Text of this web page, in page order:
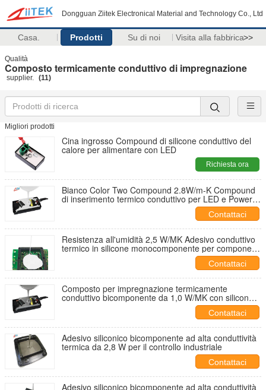
Dongguan Ziitek Electronical Material and Technology Co., Ltd
Casa. Prodotti Su di noi Visita alla fabbrica>>
Qualità
Composto termicamente conduttivo di impregnazione
supplier. (11)
Migliori prodotti
Cina ingrosso Compound di silicone conduttivo del
calore per alimentare con LED
Richiesta ora
Bianco Color Two Compound 2.8W/m-K Compound
di inserimento termico conduttivo per LED e Power
Contattaci
Resistenza all'umidità 2,5 W/MK Adesivo conduttivo
termico in silicone monocomponente per componenti
Contattaci
Composto per impregnazione termicamente
conduttivo bicomponente da 1,0 W/MK con silicone
riempito di ceramica per stazioni base 5G
Contattaci
Adesivo siliconico bicomponente ad alta conduttività
termica da 2,8 W per il controllo industriale
Contattaci
Adesivo siliconico bicomponente ad alta conduttività